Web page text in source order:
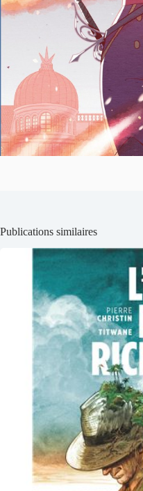
Publications similaires